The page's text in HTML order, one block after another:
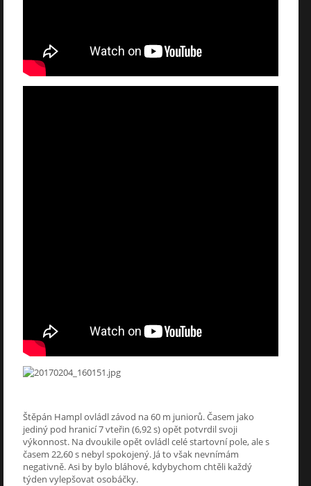
Štěpán Hampl ovládl závod na 60 m juniorů. Časem jako
jediný pod hranicí 7 vteřin (6,92 s) opět potvrdil svoji
výkonnost. Na dvoukile opět ovládl celé startovní pole, ale s
časem 22,60 s nebyl spokojený. Já to však nevnímám
negativně. Asi by bylo bláhové, kdybychom chtěli každý
týden vylepšovat osobáčky.